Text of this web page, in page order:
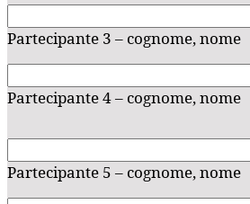
Partecipante 3 – cognome, nome
Partecipante 4 – cognome, nome
Partecipante 5 – cognome, nome